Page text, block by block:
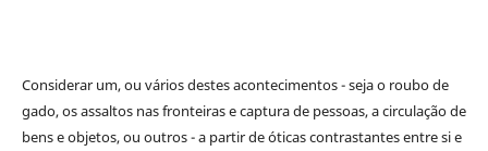
Considerar um, ou vários destes acontecimentos - seja o roubo de
gado, os assaltos nas fronteiras e captura de pessoas, a circulação de
bens e objetos, ou outros - a partir de óticas contrastantes entre si e